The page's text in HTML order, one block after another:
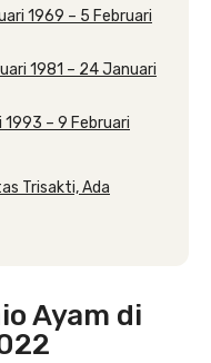
1969 – 5 Februari
1981 – 24 Januari
– 9 Februari
Trisakti, Ada
Ayam di